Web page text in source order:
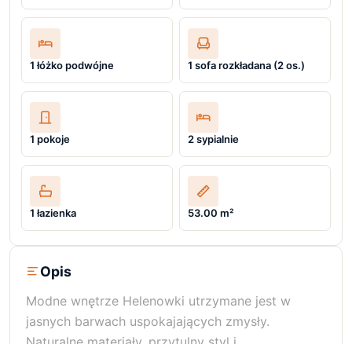
1 łóżko podwójne 1 sofa rozkładana (2 os.)
1 pokoje 2 sypialnie
1 łazienka 53.00 m²
Opis
Modne wnętrze Helenowki utrzymane jest w
jasnych barwach uspokajających zmysły.